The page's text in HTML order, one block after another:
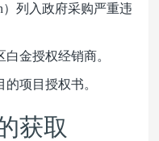
）列入政府采购严重违
金授权经销商。
项目授权书。
获取